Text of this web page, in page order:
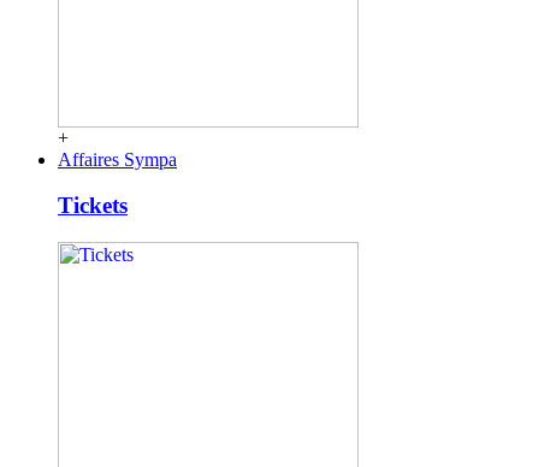
+
Affaires Sympa
Tickets